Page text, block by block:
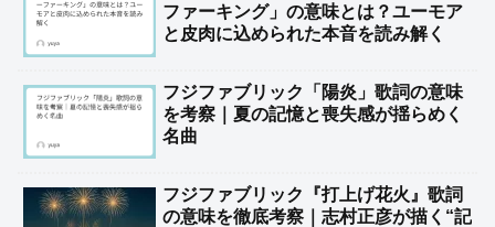
ファーキング」の意味とは？ユーモア
と皮肉に込められた本音を読み解く
フジファブリック「陽炎」歌詞の意味
を考察｜夏の記憶と喪失感が揺らめく
名曲
フジファブリック『打上げ花火』歌詞
の意味を徹底考察｜志村正彦が描く“記